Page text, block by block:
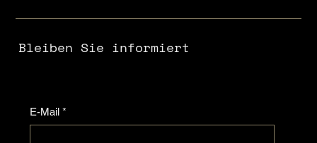
Bleiben Sie informiert
E-Mail *